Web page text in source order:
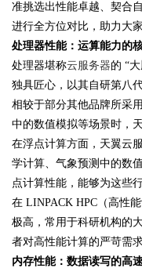
Bo
ar
准挑选出性能卓越、契合
进行全方位对比，助力大
处理器性能：运算能力的
处理器堪称云服务器的 “
独具匠心，以其自研第八
相较于部分其他品牌所采
中的数值模拟等场景时，
在浮点计算方面，天翼云
学计算、气象预测中的数
点计算性能，能够为这些
在 LINPACK HPC（高性
极高，常用于科研机构的
者对高性能计算的严苛需
内存性能：数据读写的高